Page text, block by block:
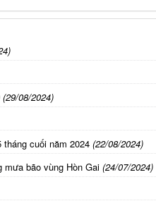
(29/08/2024)
cuối năm 2024 (22/08/2024)
mưa bão vùng Hòn Gai (24/07/2024)